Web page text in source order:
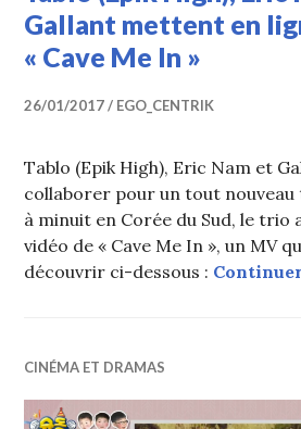
Gallant mettent en
« Cave Me In »
26/01/2017 EGO_CENTRIK
Tablo (Epik High), Eric Nam et
collaborer pour un tout nouveau
à minuit en Corée du Sud, le trio
vidéo de « Cave Me In », un MV
découvrir ci-dessous :
CINÉMA ET DRAMAS